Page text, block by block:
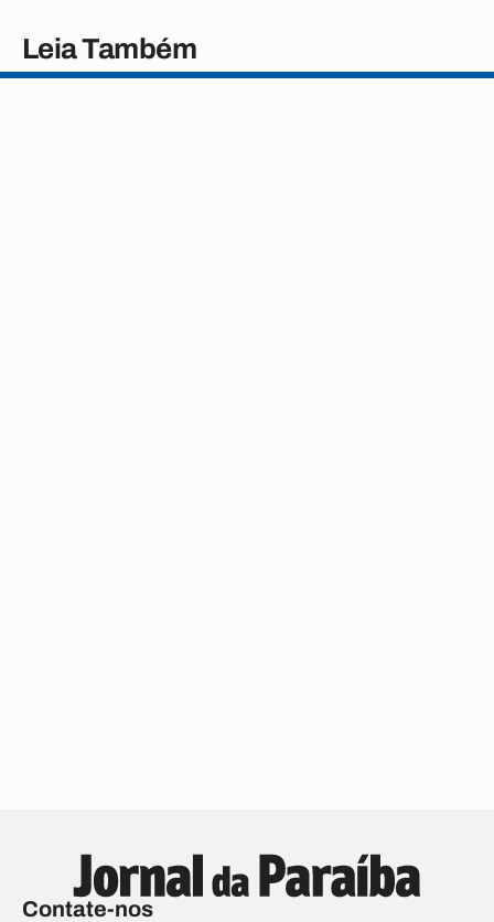
Leia Também
Contate-nos